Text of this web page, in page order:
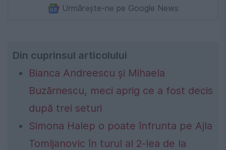
Urmărește-ne pe Google News
Din cuprinsul articolului
Bianca Andreescu și Mihaela
Buzărnescu, meci aprig ce a fost decis
după trei seturi
Simona Halep o poate înfrunta pe Ajla
Tomljanovic în turul al 2-lea de la